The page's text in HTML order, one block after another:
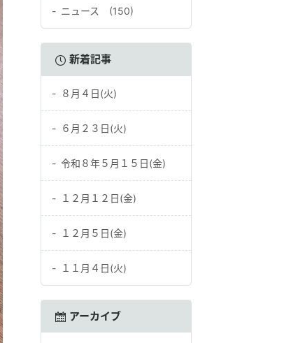
ニュース (150)
新着記事
８月４日(火)
６月２３日(火)
令和８年５月１５日(金)
１２月１２日(金)
１２月５日(金)
１１月４日(火)
アーカイブ